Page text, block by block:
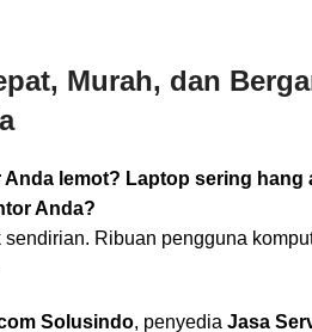
Murah, dan
lemot? Laptop sering
Anda?
sendirian. Ribuan pengguna
Solusindo, penyedia Jasa